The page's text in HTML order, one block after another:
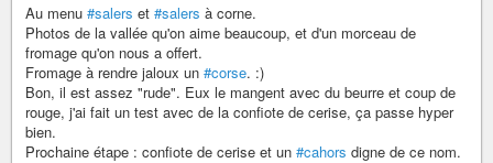
Au menu #salers et #salers à corne.
Photos de la vallée qu'on aime beaucoup, et d'un morceau de
fromage qu'on nous a offert.
Fromage à rendre jaloux un #corse. :)
Bon, il est assez "rude". Eux le mangent avec du beurre et coup de
rouge, j'ai fait un test avec de la confiote de cerise, ça passe hyper
bien.
Prochaine étape : confiote de cerise et un #cahors digne de ce nom.